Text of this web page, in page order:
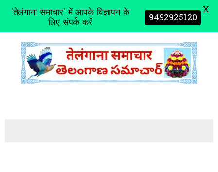
'तेलंगाना समाचार' में आपके विज्ञापन के
लिए संपर्क करें 9492925120 X